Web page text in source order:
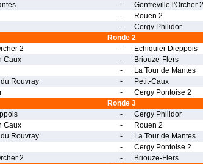
-
Gonfreville l'Orcher 2
-
Rouen 2
-
Cergy Philidor
Ronde 2
2
-
Echiquier Dieppois
Caux
-
Briouze-Flers
-
La Tour de Mantes
Rouvray
-
Petit-Caux
-
Cergy Pontoise 2
Ronde 3
-
Cergy Philidor
Caux
-
Rouen 2
Rouvray
-
La Tour de Mantes
-
Cergy Pontoise 2
2
-
Briouze-Flers